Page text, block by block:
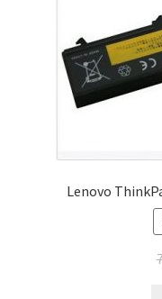
Lenovo